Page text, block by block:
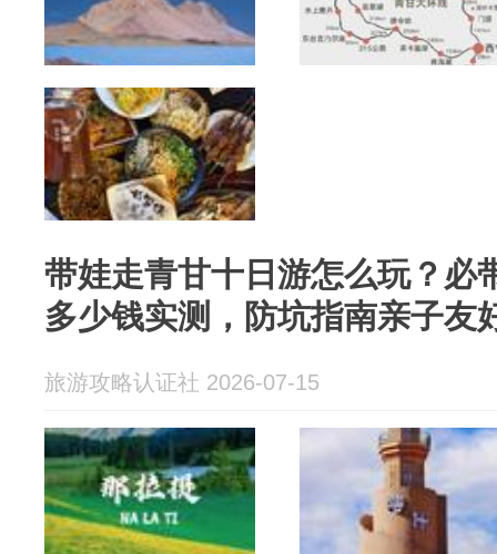
带娃走青甘十日游怎么玩？必
多少钱实测，防坑指南亲子友
旅游攻略认证社 2026-07-15